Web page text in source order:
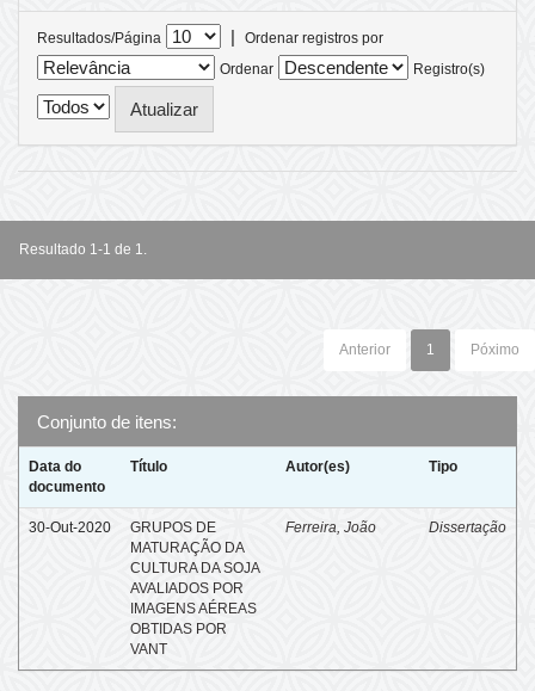
Resultados/Página |
Ordenar registros por
Ordenar
Registro(s)
Resultado 1-1 de 1.
Anterior 1 Póximo
Conjunto de itens:
Data do
documento
Título Autor(es) Tipo
30-Out-2020
GRUPOS DE
MATURAÇÃO DA
CULTURA DA SOJA
AVALIADOS POR
IMAGENS AÉREAS
OBTIDAS POR
VANT
Ferreira, João Dissertação